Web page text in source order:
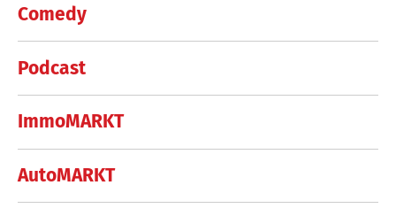
Comedy
Podcast
ImmoMARKT
AutoMARKT